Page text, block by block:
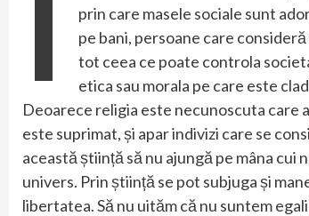
prin care masele sociale sunt
pe bani, persoane care
tot ceea ce poate controla
etica sau morala pe care este
Deoarece religia este necunoscuta care
este suprimat, și apar indivizi care se
această știință să nu ajungă pe mâna
univers. Prin știință se pot subjuga și
libertatea. Să nu uităm că nu suntem